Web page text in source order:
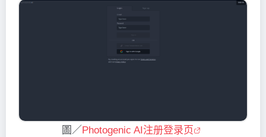
圖／ Photogenic AI注册登录页